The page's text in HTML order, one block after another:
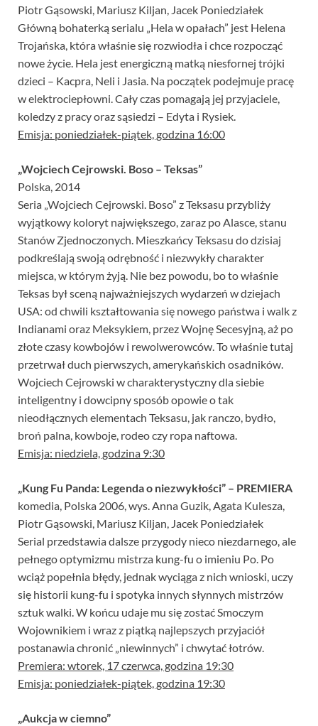
Piotr Gąsowski, Mariusz Kiljan, Jacek Poniedziałek
Główną bohaterką serialu „Hela w opałach” jest Helena
Trojańska, która właśnie się rozwiodła i chce rozpocząć
nowe życie. Hela jest energiczną matką niesfornej trójki
dzieci – Kacpra, Neli i Jasia. Na początek podejmuje pracę
w elektrociepłowni. Cały czas pomagają jej przyjaciele,
koledzy z pracy oraz sąsiedzi – Edyta i Rysiek.
Emisja: poniedziałek-piątek, godzina 16:00
„Wojciech Cejrowski. Boso – Teksas”
Polska, 2014
Seria „Wojciech Cejrowski. Boso” z Teksasu przybliży
wyjątkowy koloryt największego, zaraz po Alasce, stanu
Stanów Zjednoczonych. Mieszkańcy Teksasu do dzisiaj
podkreślają swoją odrębność i niezwykły charakter
miejsca, w którym żyją. Nie bez powodu, bo to właśnie
Teksas był sceną najważniejszych wydarzeń w dziejach
USA: od chwili kształtowania się nowego państwa i walk z
Indianami oraz Meksykiem, przez Wojnę Secesyjną, aż po
złote czasy kowbojów i rewolwerowców. To właśnie tutaj
przetrwał duch pierwszych, amerykańskich osadników.
Wojciech Cejrowski w charakterystyczny dla siebie
inteligentny i dowcipny sposób opowie o tak
nieodłącznych elementach Teksasu, jak ranczo, bydło,
broń palna, kowboje, rodeo czy ropa naftowa.
Emisja: niedziela, godzina 9:30
„Kung Fu Panda: Legenda o niezwykłości” – PREMIERA
komedia, Polska 2006, wys. Anna Guzik, Agata Kulesza,
Piotr Gąsowski, Mariusz Kiljan, Jacek Poniedziałek
Serial przedstawia dalsze przygody nieco niezdarnego, ale
pełnego optymizmu mistrza kung-fu o imieniu Po. Po
wciąż popełnia błędy, jednak wyciąga z nich wnioski, uczy
się historii kung-fu i spotyka innych słynnych mistrzów
sztuk walki. W końcu udaje mu się zostać Smoczym
Wojownikiem i wraz z piątką najlepszych przyjaciół
postanawia chronić „niewinnych” i chwytać łotrów.
Premiera: wtorek, 17 czerwca, godzina 19:30
Emisja: poniedziałek-piątek, godzina 19:30
„Aukcja w ciemno”